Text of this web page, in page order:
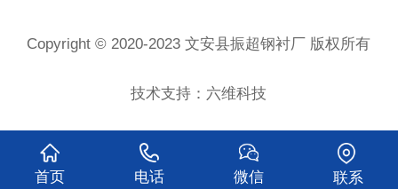
Copyright © 2020-2023 文安县振超钢衬厂 版权所有
技术支持：六维科技
首页 电话 微信 联系